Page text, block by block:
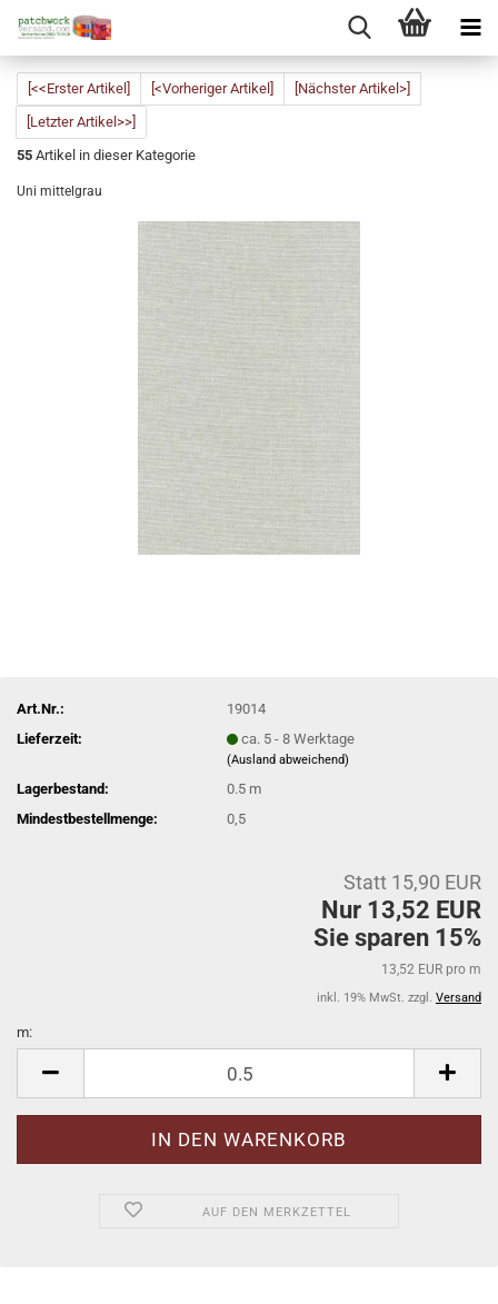
[<<Erster Artikel] [<Vorheriger Artikel]
[Nächster Artikel>]
[Letzter Artikel>>]
55 Artikel in dieser Kategorie
Uni mittelgrau
Art.Nr.:
19014
Lieferzeit:
ca. 5 - 8 Werktage
(Ausland abweichend)
Lagerbestand: 0.5 m
Mindestbestellmenge:
0,5
Statt 15,90 EUR
Nur 13,52 EUR
Sie sparen 15%
13,52 EUR pro m
inkl. 19% MwSt. zzgl. Versand
m:
AUF DEN MERKZETTEL